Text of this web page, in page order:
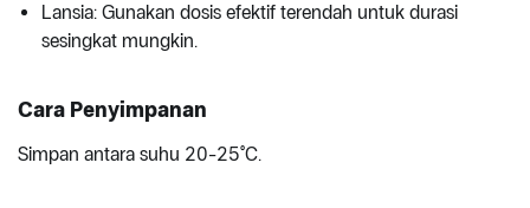
Lansia: Gunakan dosis efektif terendah untuk durasi
sesingkat mungkin.
Cara Penyimpanan
Simpan antara suhu 20-25°C.